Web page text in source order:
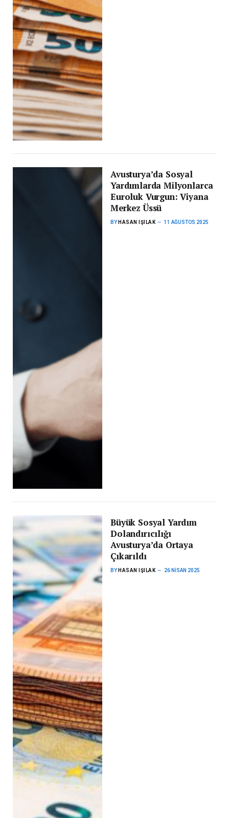
Avusturya’da Sosyal
Yardımlarda Milyonlarca
Euroluk Vurgun: Viyana
Merkez Üssü
BY HASAN IŞILAK 11 AĞUSTOS 2025
Büyük Sosyal Yardım
Dolandırıcılığı
Avusturya’da Ortaya
Çıkarıldı
BY HASAN IŞILAK 26 NISAN 2025